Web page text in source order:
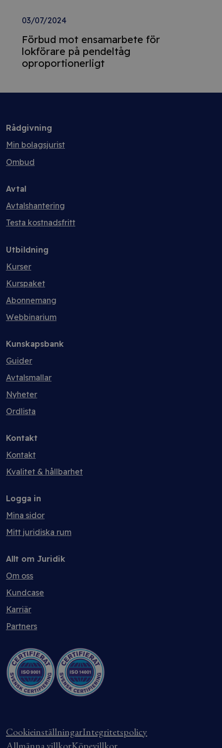
03/07/2024
Förbud mot ensamarbete för
lokförare på pendeltåg
oproportionerligt
Rådgivning
Min bolagsjurist
Ombud
Avtal
Avtalshantering
Testa kostnadsfritt
Utbildning
Kurser
Kurspaket
Abonnemang
Webbinarium
Kunskapsbank
Guider
Avtalsmallar
Nyheter
Ordlista
Kontakt
Kontakt
Kvalitet & hållbarhet
Logga in
Mina sidor
Mitt juridiska rum
Allt om Juridik
Om oss
Kundcase
Karriär
Partners
CookieinställningarIntegritetspolicy